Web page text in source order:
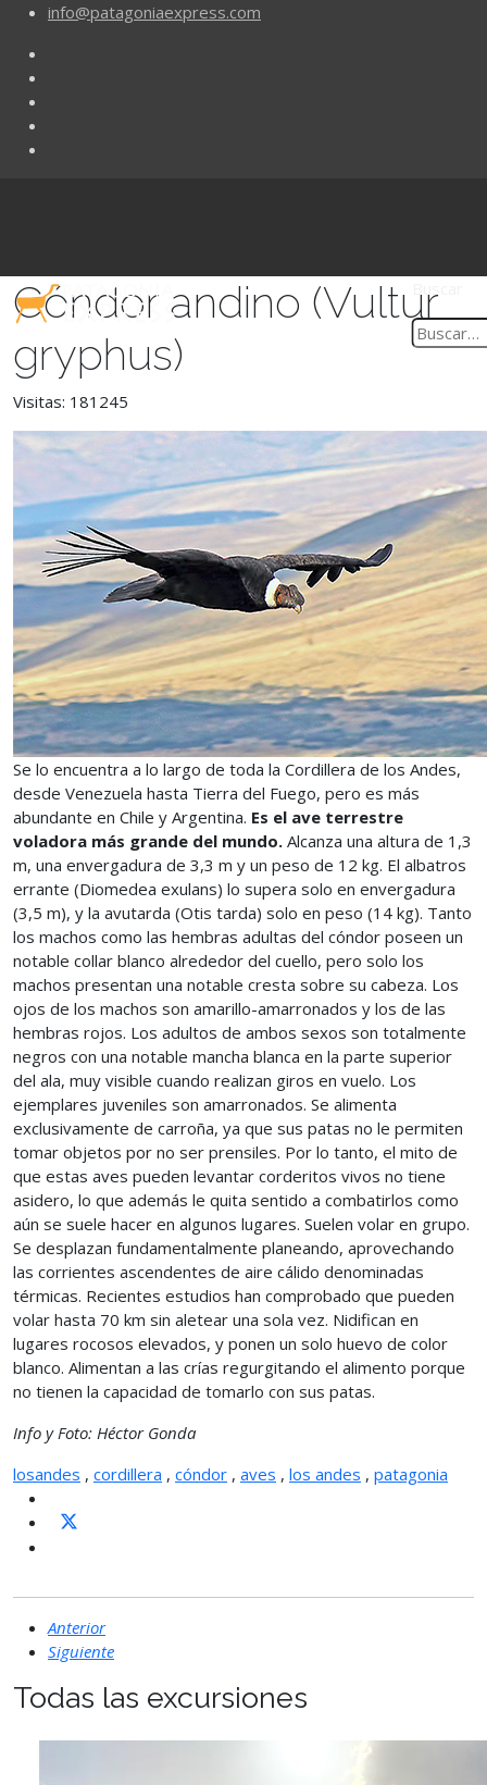
info@patagoniaexpress.com
Cóndor andino (Vultur
gryphus)
Visitas: 181245
Se lo encuentra a lo largo de toda la Cordillera de los Andes,
desde Venezuela hasta Tierra del Fuego, pero es más
abundante en Chile y Argentina. Es el ave terrestre
voladora más grande del mundo. Alcanza una altura de 1,3
m, una envergadura de 3,3 m y un peso de 12 kg. El albatros
errante (Diomedea exulans) lo supera solo en envergadura
(3,5 m), y la avutarda (Otis tarda) solo en peso (14 kg). Tanto
los machos como las hembras adultas del cóndor poseen un
notable collar blanco alrededor del cuello, pero solo los
machos presentan una notable cresta sobre su cabeza. Los
ojos de los machos son amarillo-amarronados y los de las
hembras rojos. Los adultos de ambos sexos son totalmente
negros con una notable mancha blanca en la parte superior
del ala, muy visible cuando realizan giros en vuelo. Los
ejemplares juveniles son amarronados. Se alimenta
exclusivamente de carroña, ya que sus patas no le permiten
tomar objetos por no ser prensiles. Por lo tanto, el mito de
que estas aves pueden levantar corderitos vivos no tiene
asidero, lo que además le quita sentido a combatirlos como
aún se suele hacer en algunos lugares. Suelen volar en grupo.
Se desplazan fundamentalmente planeando, aprovechando
las corrientes ascendentes de aire cálido denominadas
térmicas. Recientes estudios han comprobado que pueden
volar hasta 70 km sin aletear una sola vez. Nidifican en
lugares rocosos elevados, y ponen un solo huevo de color
blanco. Alimentan a las crías regurgitando el alimento porque
no tienen la capacidad de tomarlo con sus patas.
Info y Foto: Héctor Gonda
losandes , cordillera , cóndor , aves , los andes , patagonia
Anterior
Siguiente
Todas las excursiones